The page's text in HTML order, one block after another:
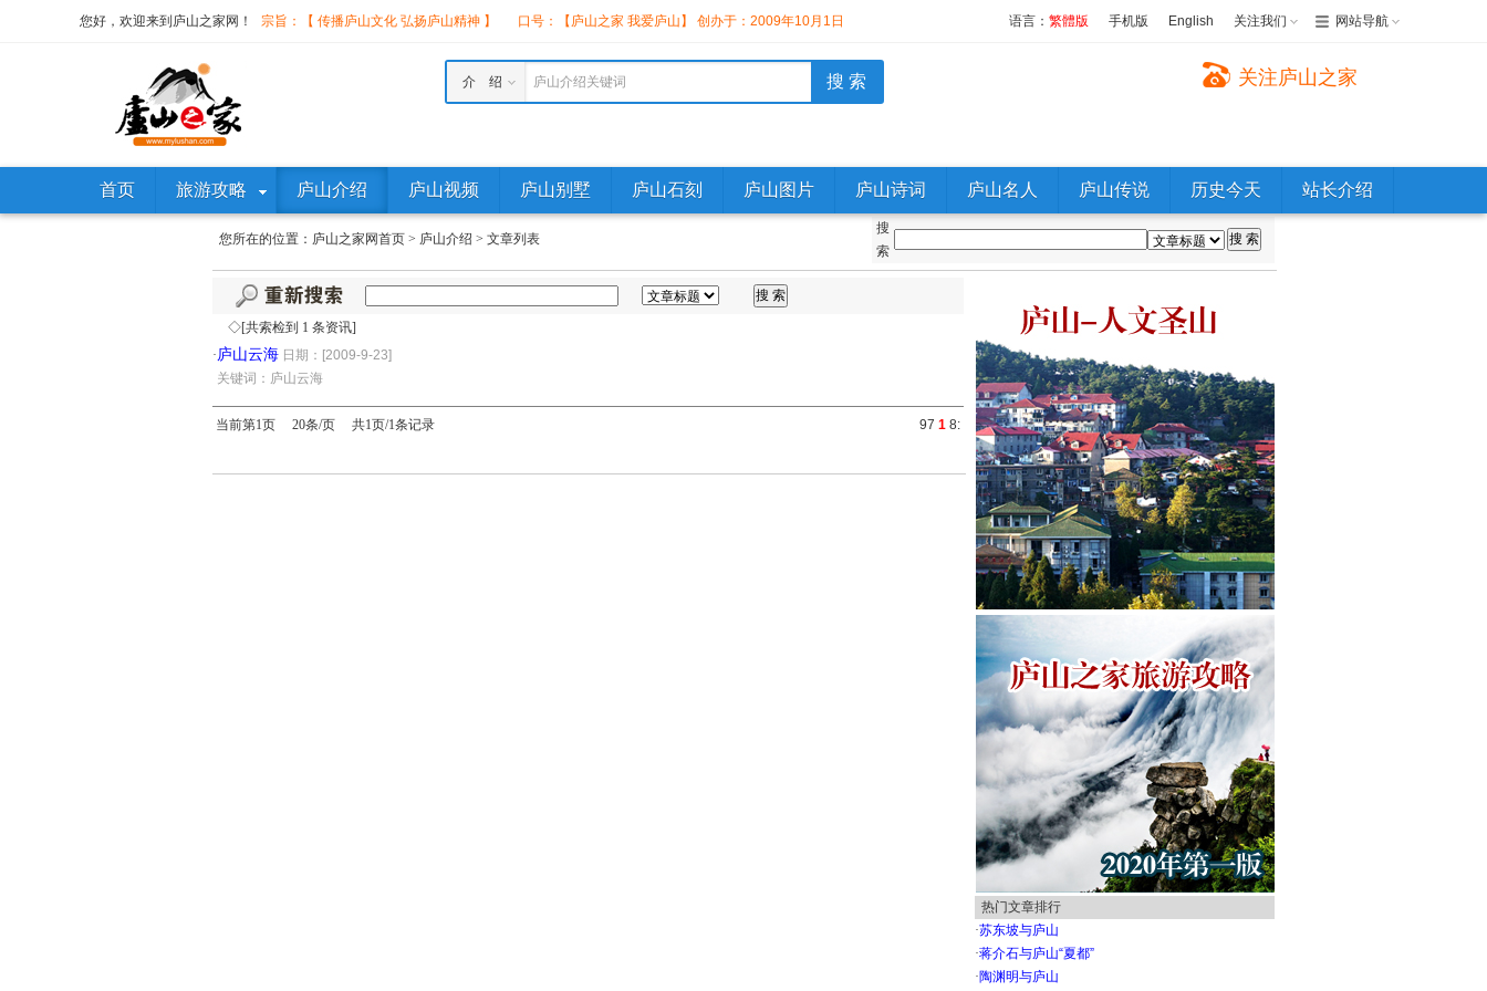
您好，欢迎来到庐山之家网！ 宗旨：【 传播庐山文化 弘扬庐山精神 】 口号：【庐山之家 我爱庐山】 创办于：2009年10月1日 语言： 繁體版 手机版 English 关注我们 网站导航
庐山介绍关键词
介 绍 关注庐山之家
首页 旅游攻略 庐山介绍 庐山视频 庐山别墅 庐山石刻 庐山图片 庐山诗词 庐山名人 庐山传说 历史今天 站长介绍
您所在的位置： 庐山之家网首页 > 庐山介绍 > 文章列表
搜
索
◇[共索检到 1 条资讯]
· 庐山云海 日期：[2009-9-23]
关键词：庐山云海
当前第1页 20条/页 共1页/1条记录 97 1 8:
热门文章排行
·苏东坡与庐山
·蒋介石与庐山“夏都”
·陶渊明与庐山